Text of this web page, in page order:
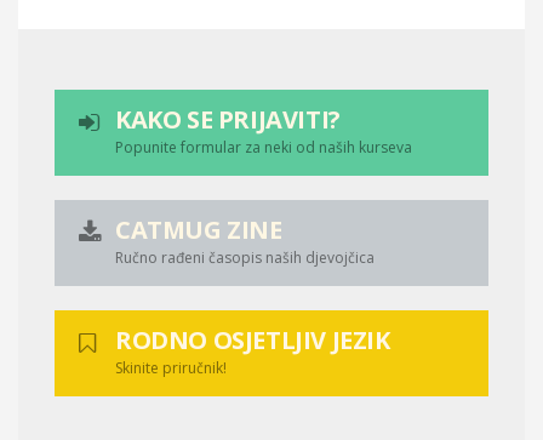
KAKO SE PRIJAVITI?
Popunite formular za neki od naših kurseva
CATMUG ZINE
Ručno rađeni časopis naših djevojčica
RODNO OSJETLJIV JEZIK
Skinite priručnik!